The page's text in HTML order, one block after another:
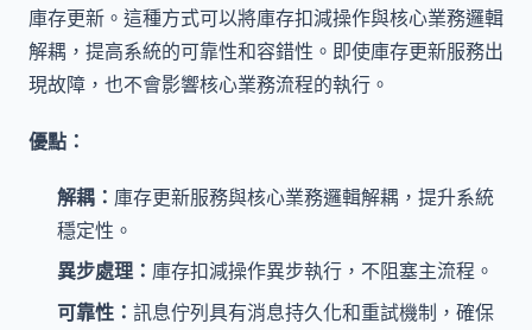
庫存更新。這種方式可以將庫存扣減操作與核心業務邏輯
解耦，提高系統的可靠性和容錯性。即使庫存更新服務出
現故障，也不會影響核心業務流程的執行。
優點：
解耦： 庫存更新服務與核心業務邏輯解耦，提升系統
穩定性。
異步處理： 庫存扣減操作異步執行，不阻塞主流程。
可靠性： 訊息佇列具有消息持久化和重試機制，確保